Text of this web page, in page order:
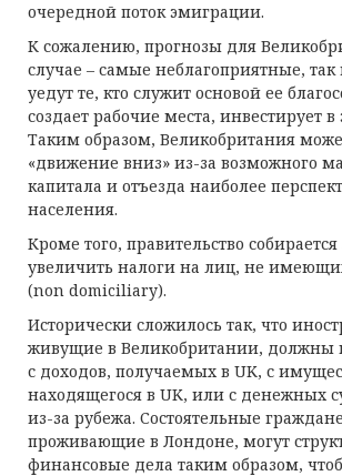
очередной поток эмиграции.
К сожалению, прогнозы для
случае – самые неблагоприятные, так
уедут те, кто служит основой ее
создает рабочие места, инвестирует
Таким образом, Великобритания
«движение вниз» из-за возможного
капитала и отъезда наиболее
населения.
Кроме того, правительство
увеличить налоги на лиц, не
(non domiciliary).
Исторически сложилось так, что
живущие в Великобритании, должны
с доходов, получаемых в UK, с
находящегося в UK, или с денежных
из-за рубежа. Состоятельные
проживающие в Лондоне, могут
финансовые дела таким образом,